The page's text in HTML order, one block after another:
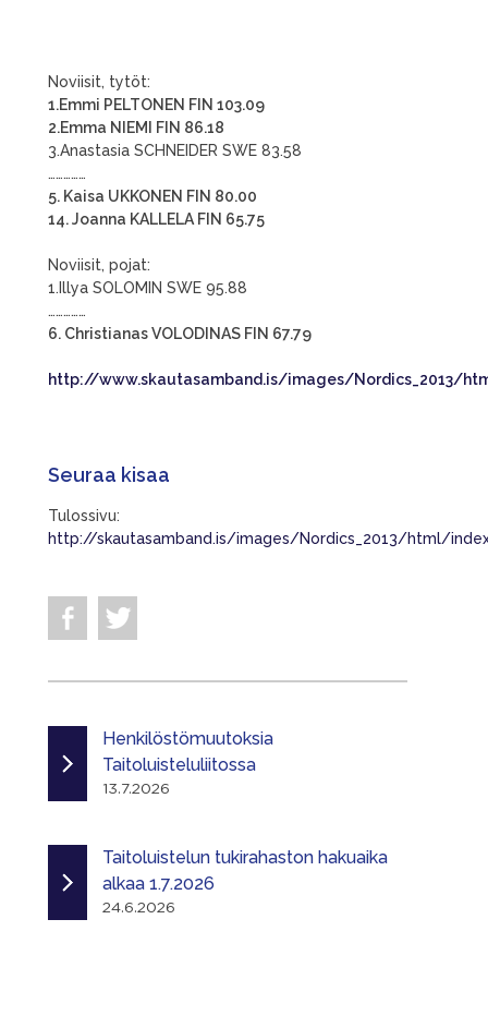
Noviisit, tytöt:
1.Emmi PELTONEN FIN 103.09
2.Emma NIEMI FIN 86.18
3.Anastasia SCHNEIDER SWE 83.58
……………
5. Kaisa UKKONEN FIN 80.00
14. Joanna KALLELA FIN 65.75
Noviisit, pojat:
1.Illya SOLOMIN SWE 95.88
……………
6. Christianas VOLODINAS FIN 67.79
http://www.skautasamband.is/images/Nordics_2013/
Seuraa kisaa
Tulossivu:
http://skautasamband.is/images/Nordics_2013/html/
Henkilöstömuutoksia
Taitoluisteluliitossa
13.7.2026
Taitoluistelun tukirahaston hakuaika
alkaa 1.7.2026
24.6.2026